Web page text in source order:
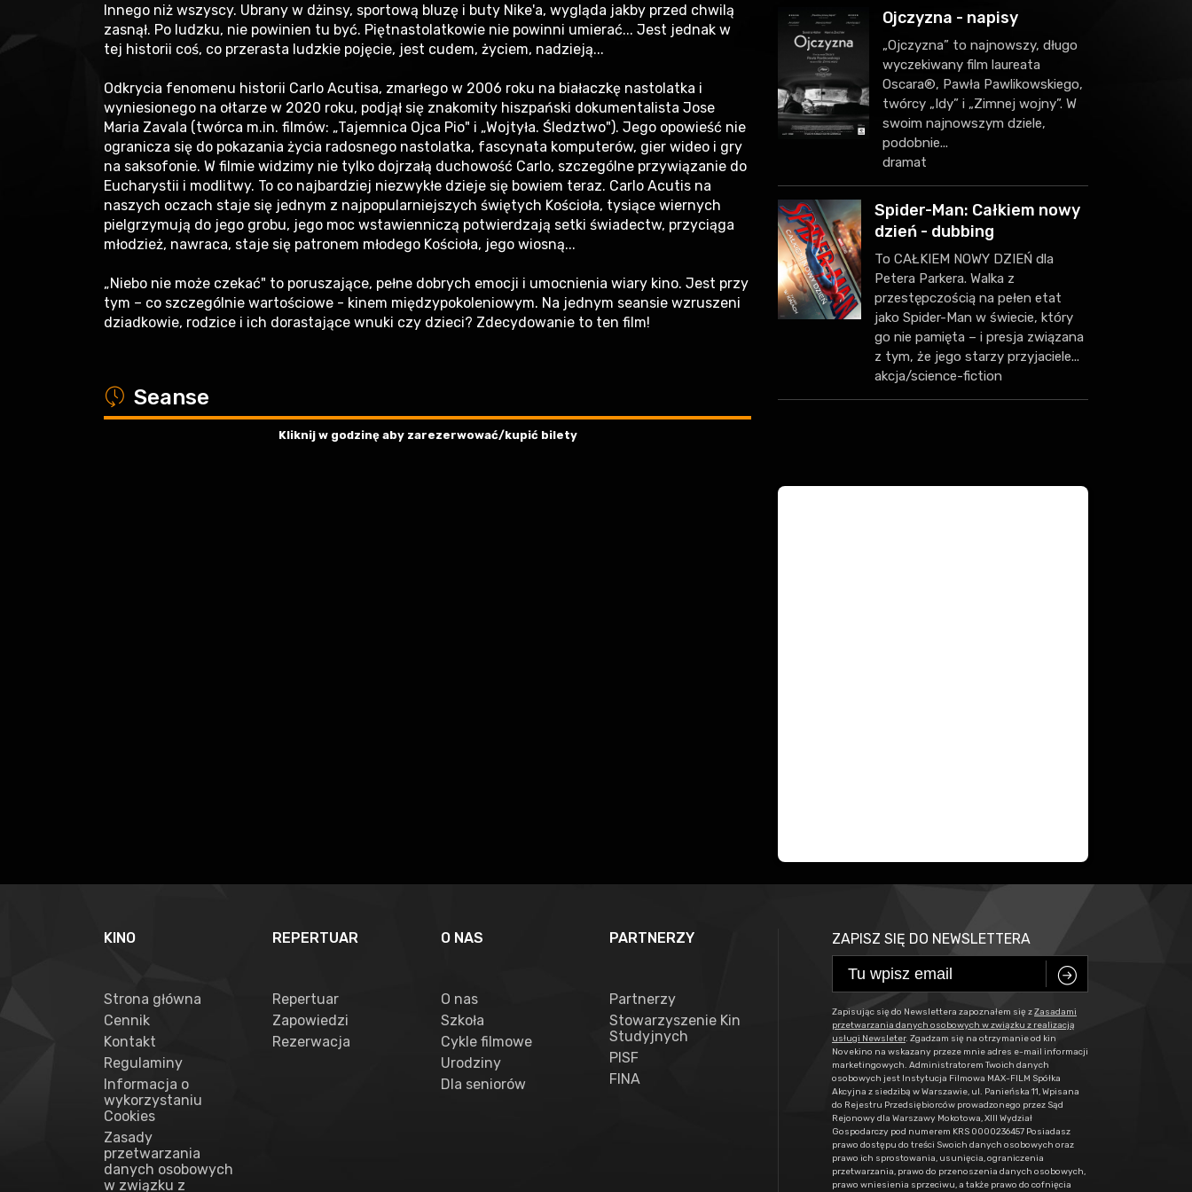
Innego niż wszyscy. Ubrany w dżinsy, sportową bluzę i buty Nike'a, wygląda jakby przed chwilą
zasnął. Po ludzku, nie powinien tu być. Piętnastolatkowie nie powinni umierać... Jest jednak w
tej historii coś, co przerasta ludzkie pojęcie, jest cudem, życiem, nadzieją...
Odkrycia fenomenu historii Carlo Acutisa, zmarłego w 2006 roku na białaczkę nastolatka i
wyniesionego na ołtarze w 2020 roku, podjął się znakomity hiszpański dokumentalista Jose
Maria Zavala (twórca m.in. filmów: „Tajemnica Ojca Pio" i „Wojtyła. Śledztwo"). Jego opowieść nie
ogranicza się do pokazania życia radosnego nastolatka, fascynata komputerów, gier wideo i gry
na saksofonie. W filmie widzimy nie tylko dojrzałą duchowość Carlo, szczególne przywiązanie do
Eucharystii i modlitwy. To co najbardziej niezwykłe dzieje się bowiem teraz. Carlo Acutis na
naszych oczach staje się jednym z najpopularniejszych świętych Kościoła, tysiące wiernych
pielgrzymują do jego grobu, jego moc wstawienniczą potwierdzają setki świadectw, przyciąga
młodzież, nawraca, staje się patronem młodego Kościoła, jego wiosną...
„Niebo nie może czekać" to poruszające, pełne dobrych emocji i umocnienia wiary kino. Jest przy
tym – co szczególnie wartościowe - kinem międzypokoleniowym. Na jednym seansie wzruszeni
dziadkowie, rodzice i ich dorastające wnuki czy dzieci? Zdecydowanie to ten film!
a Seanse
Kliknij w godzinę aby zarezerwować/kupić bilety
Ojczyzna - napisy
„Ojczyzna” to najnowszy, długo
wyczekiwany film laureata
Oscara®, Pawła Pawlikowskiego,
twórcy „Idy” i „Zimnej wojny”. W
swoim najnowszym dziele,
podobnie...
dramat
Spider-Man: Całkiem nowy
dzień - dubbing
To CAŁKIEM NOWY DZIEŃ dla
Petera Parkera. Walka z
przestępczością na pełen etat
jako Spider-Man w świecie, który
go nie pamięta – i presja związana
z tym, że jego starzy przyjaciele...
akcja/science-fiction
KINO
Strona główna
Cennik
Kontakt
Regulaminy
Informacja o
wykorzystaniu
Cookies
Zasady
przetwarzania
danych osobowych
w związku z
REPERTUAR
Repertuar
Zapowiedzi
Rezerwacja
O NAS
O nas
Szkoła
Cykle filmowe
Urodziny
Dla seniorów
PARTNERZY
Partnerzy
Stowarzyszenie Kin
Studyjnych
PISF
FINA
ZAPISZ SIĘ DO NEWSLETTERA
C
Zapisując się do Newslettera zapoznałem się zZasadami
przetwarzania danych osobowych w związku z realizacją
usługi Newsleter. Zgadzam się na otrzymanie od kin
Novekino na wskazany przeze mnie adres e-mail informacji
marketingowych. Administratorem Twoich danych
osobowych jest Instytucja Filmowa MAX-FILM Spółka
Akcyjna z siedzibą w Warszawie, ul. Panieńska 11, Wpisana
do Rejestru Przedsiębiorców prowadzonego przez Sąd
Rejonowy dla Warszawy Mokotowa, XIII Wydział
Gospodarczy pod numerem KRS 0000236457 Posiadasz
prawo dostępu do treści Swoich danych osobowych oraz
prawo ich sprostowania, usunięcia, ograniczenia
przetwarzania, prawo do przenoszenia danych osobowych,
prawo wniesienia sprzeciwu, a także prawo do cofnięcia